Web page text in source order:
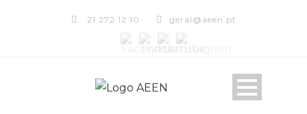
21 272 12 10 geral@aeen.pt